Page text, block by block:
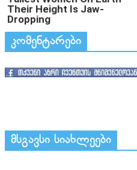
კომენტარები
მსგავსი სიახლეები